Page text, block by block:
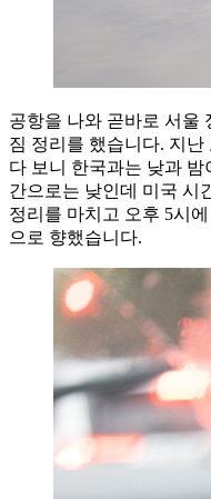
공항을 나와 곧바로 서울
짐 정리를 했습니다. 지
다 보니 한국과는 낮과 밤
간으로는 낮인데 미국 시
정리를 마치고 오후 5시
으로 향했습니다.